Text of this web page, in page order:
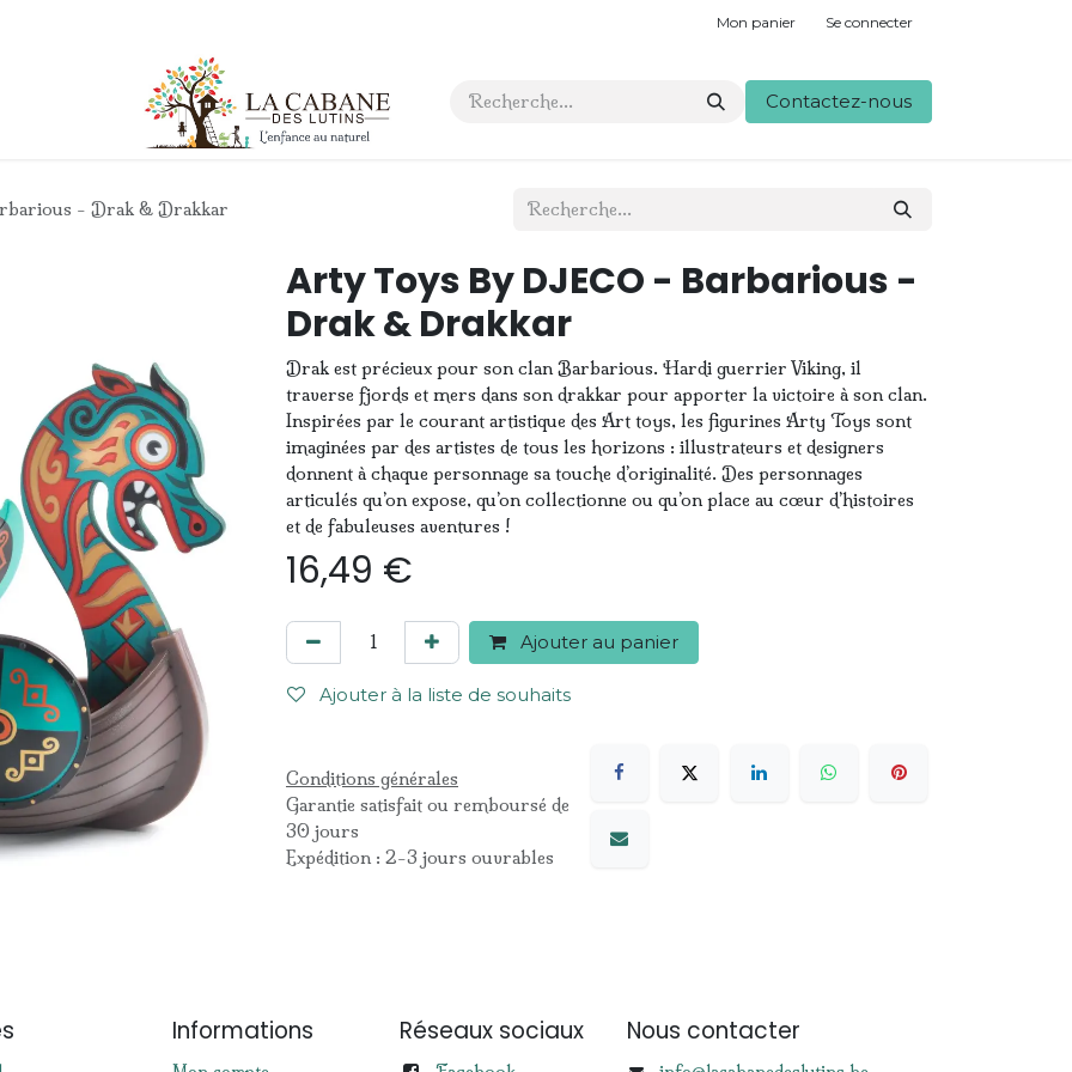
Mon panier Se connecter
Contact Contactez-nous
- Drak & Drakkar
Arty Toys By DJECO - Barbarious -
Drak & Drakkar
Drak est précieux pour son clan Barbarious. Hardi guerrier Viking, il
traverse fjords et mers dans son drakkar pour apporter la victoire à son clan.
Inspirées par le courant artistique des Art toys, les figurines Arty Toys sont
imaginées par des artistes de tous les horizons : illustrateurs et designers
donnent à chaque personnage sa touche d’originalité. Des personnages
articulés qu’on expose, qu’on collectionne ou qu’on place au cœur d’histoires
et de fabuleuses aventures !
16,49 €
Ajouter au panier
Ajouter à la liste de souhaits
Conditions générales
Garantie satisfait ou remboursé de
30 jours
Expédition : 2-3 jours ouvrables
Informations Réseaux sociaux Nous contacter